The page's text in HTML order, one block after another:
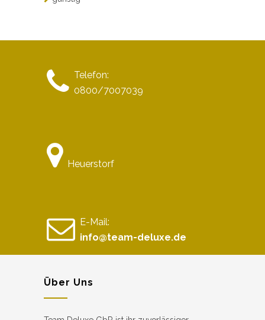
Telefon:
0800/7007039
Heuerstorf
E-Mail:
info@team-deluxe.de
Über Uns